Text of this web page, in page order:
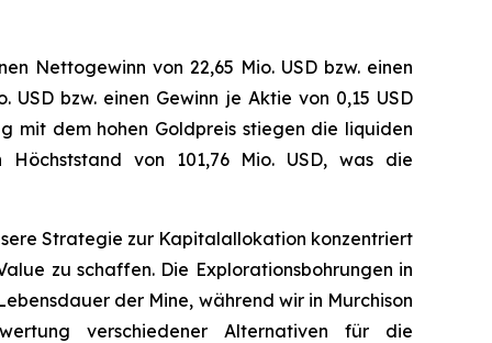
Nettogewinn von 22,65 Mio. USD bzw. einen
bzw. einen Gewinn je Aktie von 0,15 USD
mit dem hohen Goldpreis stiegen die liquiden
von 101,76 Mio. USD, was die
Strategie zur Kapitalallokation konzentriert
zu schaffen. Die Explorationsbohrungen in
der Mine, während wir in Murchison
verschiedener Alternativen für die